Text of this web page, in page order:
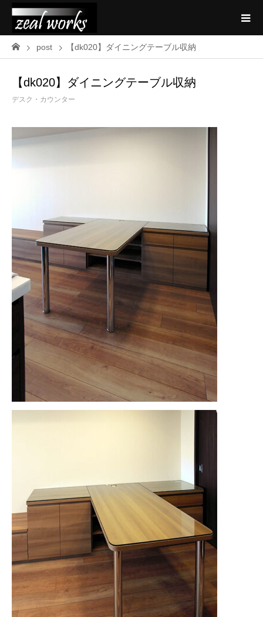
post 【dk020】ダイニングテーブル収納
【dk020】ダイニングテーブル収納
デスク・カウンター